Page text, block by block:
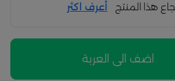
هذا المنتج أعرف اكثر
اضف الى العربة